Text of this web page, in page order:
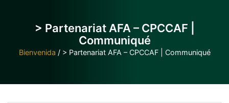
> Partenariat AFA – CPCCAF |
Communiqué
Bienvenida / > Partenariat AFA – CPCCAF | Communiqué